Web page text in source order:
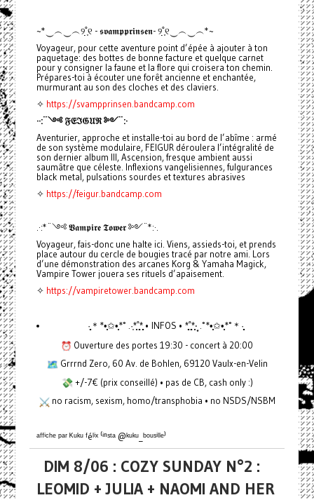
~*‿︵‿︵୨˚̣̣̣͙୧ - 𝖘𝖛𝖆𝖒𝖕𝖕𝖗𝖎𝖓𝖘𝖊𝖓- ୨˚̣̣̣͙୧‿︵‿︵*~
Voyageur, pour cette aventure point d’épée à ajouter à ton
paquetage: des bottes de bonne facture et quelque carnet
pour y consigner la faune et la flore qui croisera ton chemin.
Prépares-toi à écouter une forêt ancienne et enchantée,
murmurant au son des cloches et des claviers.
✧ https://svampprinsen.bandcamp.com
··:¨༺ 𝔉𝔈ℑ𝔊𝔘ℜ ༻¨:·
Aventurier, approche et installe-toi au bord de l’abîme : armé
de son système modulaire, FEIGUR déroulera l’intégralité de
son dernier album III, Ascension, fresque ambient aussi
saumâtre que céleste. Inflexions vangelisiennes, fulgurances
black metal, pulsations sourdes et textures abrasives
✧ https://feigur.bandcamp.com
.·:*¨༺ 𝖁𝖆𝖒𝖕𝖎𝖗𝖊 𝕿𝖔𝖜𝖊𝖗 ༻¨*:·.
Voyageur, fais-donc une halte ici. Viens, assieds-toi, et prends
place autour du cercle de bougies tracé par notre ami. Lors
d’une démonstration des arcanes Korg & Yamaha Magick,
Vampire Tower jouera ses rituels d’apaisement.
✧ https://vampiretower.bandcamp.com
·̩̩̥͙＊*•̩̩͙✩•̩̩͙*˚ .·͙*̩̩͙˚̩̥̩̥*̩̩̥͙ • INFOS • *̩̩̥͙˚̩̥̩̥*̩̩͙‧͙ .˚*•̩̩͙✩•̩̩͙*˚＊·̩̩̥͙
Ouverture des portes 19:30 - concert à 20:00
Grrrnd Zero, 60 Av. de Bohlen, 69120 Vaulx-en-Velin
+/-7€ (prix conseillé) • pas de CB, cash only :)
no racism, sexism, homo/transphobia • no NSDS/NSBM
ᵃᶠᶠⁱᶜʰᵉ ᵖᵃʳ ᴷᵘᵏᵘ ᶠéˡⁱˣ ⁽ⁱⁿˢᵗᵃ @ᵏᵘᵏᵘ_ᵇᵒᵘˢⁱˡˡᵉ⁾
DIM 8/06 : COZY SUNDAY N°2 :
LEOMID + JULIA + NAOMI AND HER